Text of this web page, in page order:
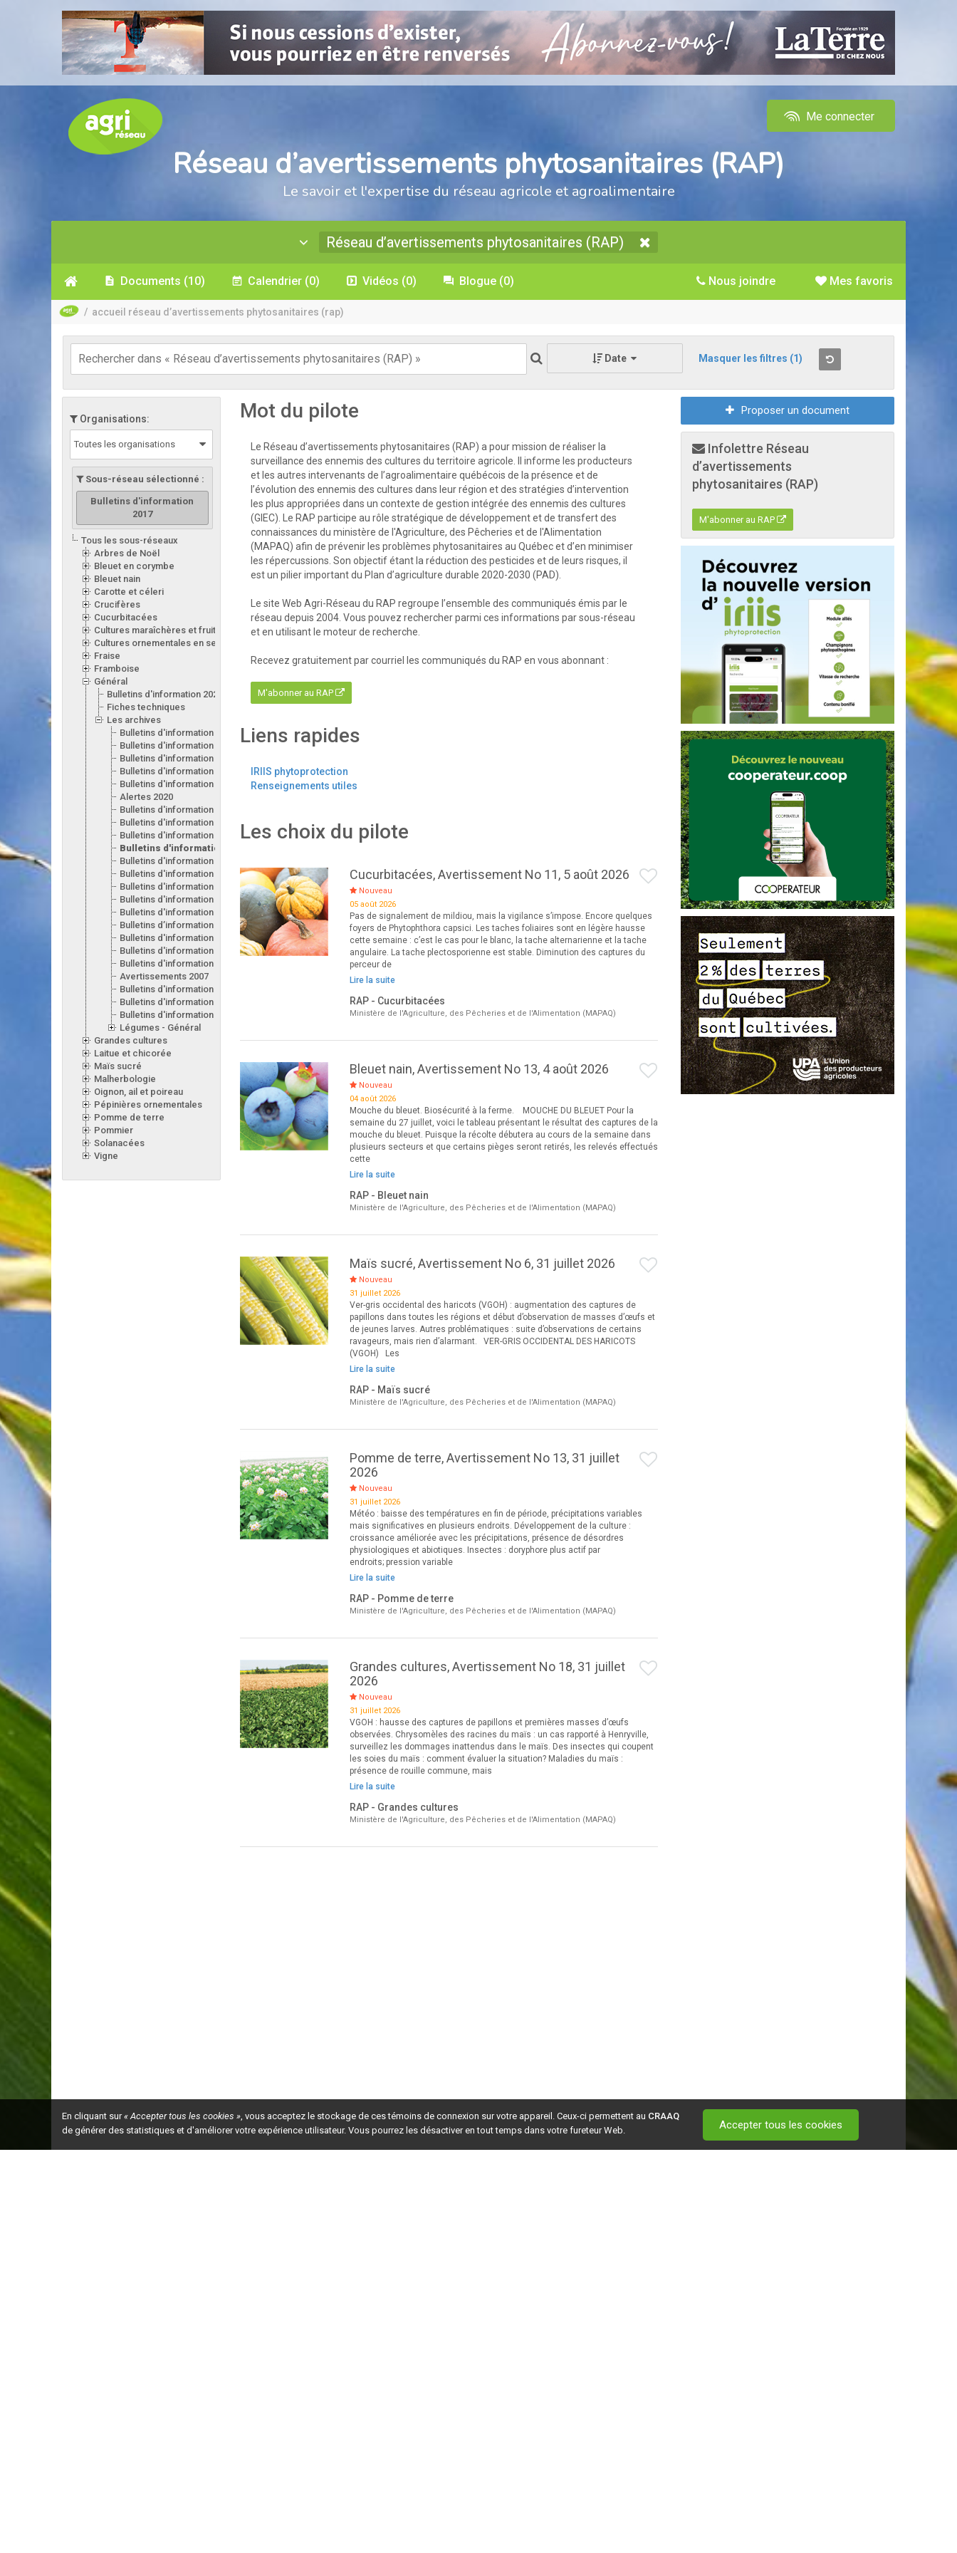
Me connecter
Réseau d’avertissements phytosanitaires (RAP)
Le savoir et l'expertise du réseau agricole et agroalimentaire
Réseau d’avertissements phytosanitaires (RAP)
Documents (10) Calendrier (0) Vidéos (0) Blogue (0) Mes favoris
Nous joindre
/ accueil réseau d’avertissements phytosanitaires (rap)
Date Masquer les filtres (1)
Organisations:
Toutes les organisations
Sous-réseau sélectionné :
Bulletins d'information
2017
Tous les sous-réseaux
Arbres de Noël
Bleuet en corymbe
Bleuet nain
Carotte et céleri
Crucifères
Cucurbitacées
Cultures maraîchères et fruitières en serre
Cultures ornementales en serre
Fraise
Framboise
Général
Bulletins d'information 2026
Fiches techniques
Les archives
Bulletins d'information 2025
Bulletins d'information 2024
Bulletins d'information 2023
Bulletins d'information 2022
Bulletins d'information 2021
Alertes 2020
Bulletins d'information 2020
Bulletins d'information 2019
Bulletins d'information 2018
Bulletins d'information 2017
Bulletins d'information 2016
Bulletins d'information 2015
Bulletins d'information 2014
Bulletins d'information 2013
Bulletins d'information 2012
Bulletins d’information 2011
Bulletins d'information 2010
Bulletins d'information 2009
Bulletins d'information 2008
Avertissements 2007
Bulletins d'information 2007
Bulletins d'information 2006
Bulletins d'information 2005
Légumes - Général
Grandes cultures
Laitue et chicorée
Maïs sucré
Malherbologie
Oignon, ail et poireau
Pépinières ornementales
Pomme de terre
Pommier
Solanacées
Vigne
Mot du pilote
Le Réseau d’avertissements phytosanitaires (RAP) a pour mission de réaliser la
surveillance des ennemis des cultures du territoire agricole. Il informe les producteurs
et les autres intervenants de l’agroalimentaire québécois de la présence et de
l’évolution des ennemis des cultures dans leur région et des stratégies d’intervention
les plus appropriées dans un contexte de gestion intégrée des ennemis des cultures
(GIEC). Le RAP participe au rôle stratégique de développement et de transfert des
connaissances du ministère de l'Agriculture, des Pêcheries et de l'Alimentation
(MAPAQ) afin de prévenir les problèmes phytosanitaires au Québec et d’en minimiser
les répercussions. Son objectif étant la réduction des pesticides et de leurs risques, il
est un pilier important du Plan d’agriculture durable 2020-2030 (PAD).
Le site Web Agri-Réseau du RAP regroupe l’ensemble des communiqués émis par le
réseau depuis 2004. Vous pouvez rechercher parmi ces informations par sous-réseau
et en utilisant le moteur de recherche.
Recevez gratuitement par courriel les communiqués du RAP en vous abonnant :
M'abonner au RAP
Liens rapides
IRIIS phytoprotection
Renseignements utiles
Les choix du pilote
Cucurbitacées, Avertissement No 11, 5 août 2026
Nouveau
05 août 2026
Pas de signalement de mildiou, mais la vigilance s’impose. Encore quelques
foyers de Phytophthora capsici. Les taches foliaires sont en légère hausse
cette semaine : c’est le cas pour le blanc, la tache alternarienne et la tache
angulaire. La tache plectosporienne est stable. Diminution des captures du
perceur de
Lire la suite
RAP - Cucurbitacées
Ministère de l'Agriculture, des Pêcheries et de l'Alimentation (MAPAQ)
Bleuet nain, Avertissement No 13, 4 août 2026
Nouveau
04 août 2026
Mouche du bleuet. Biosécurité à la ferme. MOUCHE DU BLEUET Pour la
semaine du 27 juillet, voici le tableau présentant le résultat des captures de la
mouche du bleuet. Puisque la récolte débutera au cours de la semaine dans
plusieurs secteurs et que certains pièges seront retirés, les relevés effectués
cette
Lire la suite
RAP - Bleuet nain
Ministère de l'Agriculture, des Pêcheries et de l'Alimentation (MAPAQ)
Maïs sucré, Avertissement No 6, 31 juillet 2026
Nouveau
31 juillet 2026
Ver-gris occidental des haricots (VGOH) : augmentation des captures de
papillons dans toutes les régions et début d’observation de masses d’œufs et
de jeunes larves. Autres problématiques : suite d’observations de certains
ravageurs, mais rien d’alarmant. VER-GRIS OCCIDENTAL DES HARICOTS
(VGOH) Les
Lire la suite
RAP - Maïs sucré
Ministère de l'Agriculture, des Pêcheries et de l'Alimentation (MAPAQ)
Pomme de terre, Avertissement No 13, 31 juillet
2026
Nouveau
31 juillet 2026
Météo : baisse des températures en fin de période, précipitations variables
mais significatives en plusieurs endroits. Développement de la culture :
croissance améliorée avec les précipitations, présence de désordres
physiologiques et abiotiques. Insectes : doryphore plus actif par
endroits; pression variable
Lire la suite
RAP - Pomme de terre
Ministère de l'Agriculture, des Pêcheries et de l'Alimentation (MAPAQ)
Grandes cultures, Avertissement No 18, 31 juillet
2026
Nouveau
31 juillet 2026
VGOH : hausse des captures de papillons et premières masses d’œufs
observées. Chrysomèles des racines du maïs : un cas rapporté à Henryville,
surveillez les dommages inattendus dans le maïs. Des insectes qui coupent
les soies du maïs : comment évaluer la situation? Maladies du maïs :
présence de rouille commune, mais
Lire la suite
RAP - Grandes cultures
Ministère de l'Agriculture, des Pêcheries et de l'Alimentation (MAPAQ)
Proposer un document
Infolettre Réseau
d’avertissements
phytosanitaires (RAP)
M'abonner au RAP
En cliquant sur« Accepter tous les cookies », vous acceptez le stockage de ces témoins de connexion sur votre appareil. Ceux-ci permettent au CRAAQ
de générer des statistiques et d'améliorer votre expérience utilisateur. Vous pourrez les désactiver en tout temps dans votre fureteur Web.
Accepter tous les cookies